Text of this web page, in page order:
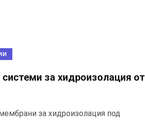
за хидроизолация от
за хидроизолация под